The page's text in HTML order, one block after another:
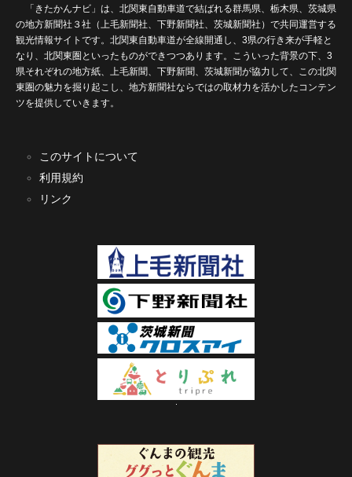
「きたかんナビ」は、北関東自動車道で結ばれる群馬県、栃木県、茨城県
の地方新聞社３社（上毛新聞社、下野新聞社、茨城新聞社）で共同運営する
観光情報サイトです。北関東自動車道が全線開通し、3県の行き来が手軽と
なり、北関東圏といったものができつつあります。こういった背景の下、3
県それぞれの地方紙、上毛新聞、下野新聞、茨城新聞が協力して、この北関
東圏の魅力を掘り起こし、地方新聞社ならではの取材力を活かしたコンテン
ツを提供していきます。
このサイトについて
利用規約
リンク